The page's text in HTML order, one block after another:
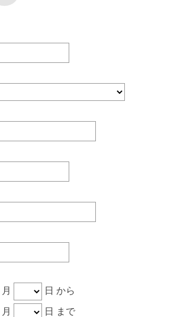
月
日 から
月 日 まで